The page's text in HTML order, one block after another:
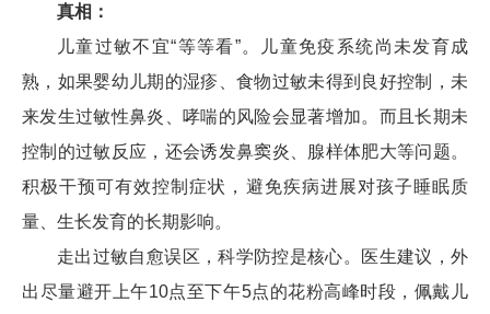
真相：
儿童过敏不宜“等等看”。儿童免疫系统尚未发育成
熟，如果婴幼儿期的湿疹、食物过敏未得到良好控制，未
来发生过敏性鼻炎、哮喘的风险会显著增加。而且长期未
控制的过敏反应，还会诱发鼻窦炎、腺样体肥大等问题。
积极干预可有效控制症状，避免疾病进展对孩子睡眠质
量、生长发育的长期影响。
走出过敏自愈误区，科学防控是核心。医生建议，外
出尽量避开上午10点至下午5点的花粉高峰时段，佩戴儿